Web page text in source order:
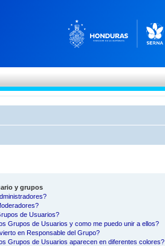
y grupos
de Usuarios?
Grupos de Usuarios y como me puedo unir a ellos?
en Responsable del Grupo?
Grupos de Usuarios aparecen en diferentes colores?